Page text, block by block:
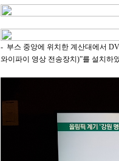
- 부스 중앙에 위치한 계산대에서
와이파이 영상 전송장치)”를 설치하